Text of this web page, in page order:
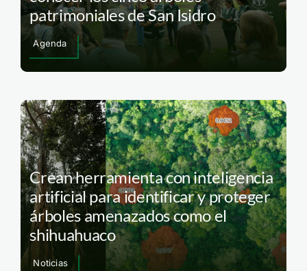
patrimoniales de San Isidro
Agenda
Crean herramienta con inteligencia
artificial para identificar y proteger
árboles amenazados como el
shihuahuaco
Noticias